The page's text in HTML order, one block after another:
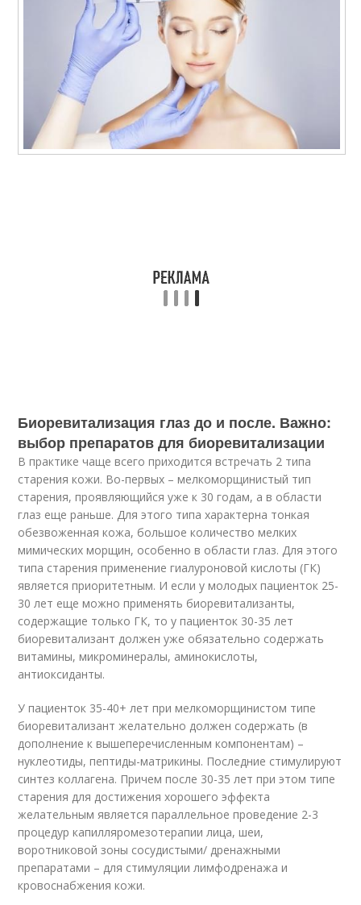
Биоревитализация глаз до и после. Важно:
выбор препаратов для биоревитализации
В практике чаще всего приходится встречать 2 типа
старения кожи. Во-первых – мелкоморщинистый тип
старения, проявляющийся уже к 30 годам, а в области
глаз еще раньше. Для этого типа характерна тонкая
обезвоженная кожа, большое количество мелких
мимических морщин, особенно в области глаз. Для этого
типа старения применение гиалуроновой кислоты (ГК)
является приоритетным. И если у молодых пациенток 25-
30 лет еще можно применять биоревитализанты,
содержащие только ГК, то у пациенток 30-35 лет
биоревитализант должен уже обязательно содержать
витамины, микроминералы, аминокислоты,
антиоксиданты.
У пациенток 35-40+ лет при мелкоморщинистом типе
биоревитализант желательно должен содержать (в
дополнение к вышеперечисленным компонентам) –
нуклеотиды, пептиды-матрикины. Последние стимулируют
синтез коллагена. Причем после 30-35 лет при этом типе
старения для достижения хорошего эффекта
желательным является параллельное проведение 2-3
процедур капилляромезотерапии лица, шеи,
воротниковой зоны сосудистыми/ дренажными
препаратами – для стимуляции лимфодренажа и
кровоснабжения кожи.